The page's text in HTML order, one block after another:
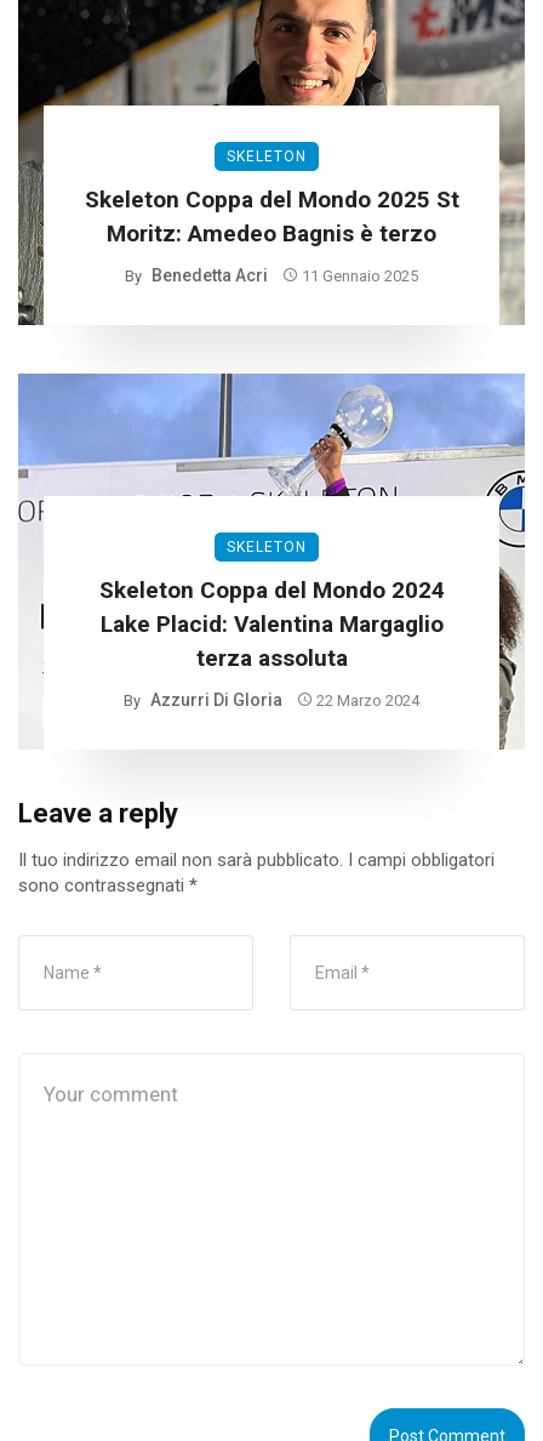
SKELETON
Skeleton Coppa del Mondo 2025 St
Moritz: Amedeo Bagnis è terzo
By Benedetta Acri 11 Gennaio 2025
SKELETON
Skeleton Coppa del Mondo 2024
Lake Placid: Valentina Margaglio
terza assoluta
By Azzurri Di Gloria 22 Marzo 2024
Leave a reply
Il tuo indirizzo email non sarà pubblicato. I campi obbligatori
sono contrassegnati *